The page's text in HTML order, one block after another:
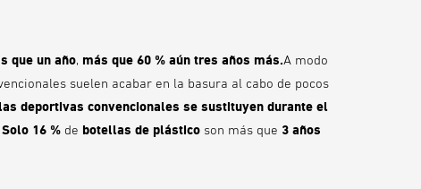
que un año, más que 60 % aún tres años más.A modo
suelen acabar en la basura al cabo de pocos
deportivas convencionales se sustituyen durante el
Solo 16 % de botellas de plástico son más que 3 años